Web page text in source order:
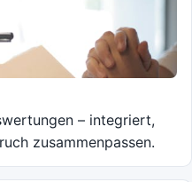
– integriert,
zusammenpassen.